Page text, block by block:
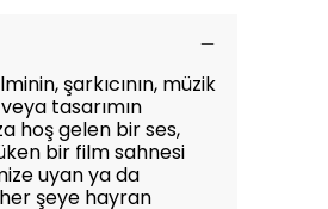
şarkıcının, müzik
tasarımın
hoş gelen bir ses,
bir film sahnesi
uyan ya da
şeye hayran